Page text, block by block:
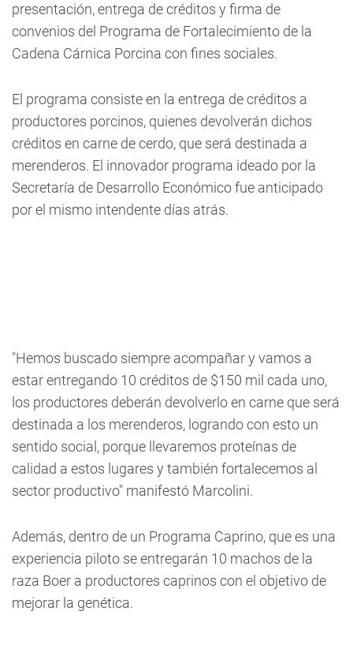
presentación, entrega de créditos y firma de
convenios del Programa de Fortalecimiento de la
Cadena Cárnica Porcina con fines sociales.
El programa consiste en la entrega de créditos a
productores porcinos, quienes devolverán dichos
créditos en carne de cerdo, que será destinada a
merenderos. El innovador programa ideado por la
Secretaría de Desarrollo Económico fue anticipado
por el mismo intendente días atrás.
"Hemos buscado siempre acompañar y vamos a
estar entregando 10 créditos de $150 mil cada uno,
los productores deberán devolverlo en carne que será
destinada a los merenderos, logrando con esto un
sentido social, porque llevaremos proteínas de
calidad a estos lugares y también fortalecemos al
sector productivo" manifestó Marcolini.
Además, dentro de un Programa Caprino, que es una
experiencia piloto se entregarán 10 machos de la
raza Boer a productores caprinos con el objetivo de
mejorar la genética.